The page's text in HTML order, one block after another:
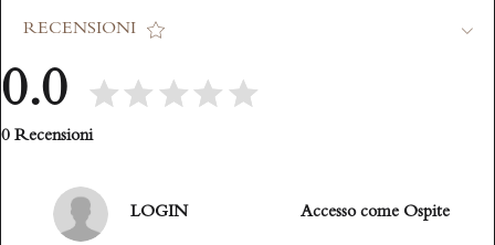
RECENSIONI
0.0
0 Recensioni
LOGIN Accesso come Ospite